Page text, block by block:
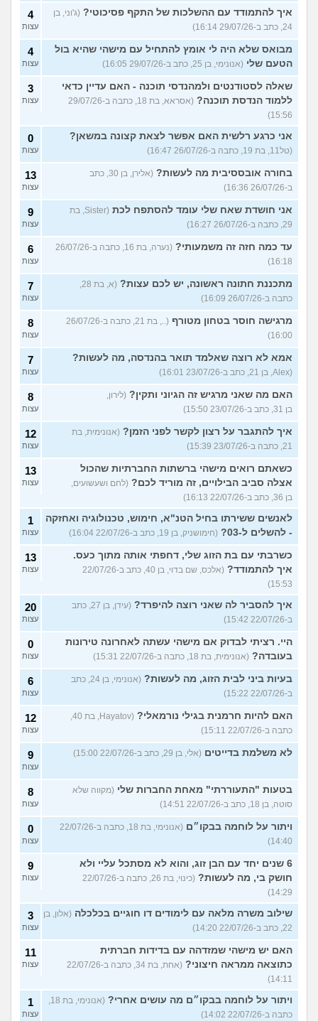
איך להתמודד עם ההשלכות של התקף פסיכוטי? (ג'וני, בן
24, כתב ב-29/07/26 16:14)
4
עצות
מבואס שלא היה לי אומץ להתחיל עם מישהי שהיא בול
הטעם שלי (אנונימי, בן 25, כתב ב-29/07/26 16:05)
4
עצות
שאלה לסטודנטים ולמהנדסי תוכנה - האם עדיין כדאי
ללמוד הנדסת תוכנה?
(אסראא, בת 18, כתבה ב-29/07/26
15:56)
3
עצות
אני כרגע רלשית האם אפשר לצאת קצונה במשאן?
(טל11, בת 19, כתבה ב-26/07/26 16:47)
0
עצות
בחורה אובססיבית מה לעשות?
(אלירן, בן 30, כתב
ב-26/07/26 16:36)
13
עצות
אני חושדת שאח שלי עומד להסתפח לכת
(Sister, בת
29, כתבה ב-26/07/26 16:27)
9
עצות
עד כמה חזה זה משמעותי?
(נערה, בת 16, כתבה ב-26/07/26
16:18)
6
עצות
מתכננת חתונה ראשונה, יש לכם עצות?
(א, בת 28,
כתבה ב-26/07/26 16:09)
7
עצות
מרגישה חוסר בטחון מטורף
(.., בת 21, כתבה ב-26/07/26
16:00)
8
עצות
אמא לא רוצה שאלמד תואר בהנדסה, מה לעשות?
(Alex, בן 21, כתב ב-23/07/26 16:01)
7
עצות
האם מה שאני מרגיש זה הגיוני ותקין? (לירון,
בן 31, כתב ב-23/07/26 15:50)
8
עצות
איך להתגבר על רצון לקשר לפני הזמן? (אנונימית, בת
21, כתבה ב-23/07/26 15:39)
12
עצות
כשאתם רואים מישהי ברשתות החברתיות שהכול
אצלה סביב הבילויים, זה מוריד לכם? (לחם ושעשועים,
בן 36, כתב ב-22/07/26 16:13)
13
עצות
לאנשים ששירתו בחיל הטנ"א, חימוש, טכנולוגיה ואחזקה
- להשלים ל-03?
(חימושניק, בן 19, כתב ב-22/07/26 16:04)
1
עצות
כשרבתי עם בת הזוג שלי, דחפתי אותה מתוך כעס.
איך להתמודד?
(אלכס, שם בדוי, בן 40, כתב ב-22/07/26
15:53)
13
עצות
איך להסביר לה שאני רוצה להיפרד?
(עידן, בן 27, כתב
ב-22/07/26 15:42)
20
עצות
היי. רציתי לבדוק אם מישהי עשתה לאחרונה טירונות
בעובדה? (אנונימית, בת 18, כתבה ב-22/07/26 15:31)
0
עצות
בעיות ביני לבית הזוג, מה לעשות?
(אנונימי, בן 24, כתב
ב-22/07/26 15:22)
6
עצות
האם להיות חרמנית בגילי נורמאלי?
(Hayatov, בת 40,
כתבה ב-22/07/26 15:11)
12
עצות
לא משלמת בדייטים (אלי, בן 29, כתב ב-22/07/26 15:00) 9
עצות
בטעות "התעוררתי" מאחת החברות שלי (מקווה שלא
סוטה, בן 18, כתב ב-22/07/26 14:51)
8
עצות
ויתור על לוחמה בבקו״ם
(אנונימי, בת 18, כתבה ב-22/07/26
14:40)
0
עצות
6 שנים יחד עם הבן זוג, והוא לא מסתכל עליי ולא
חושק בי, מה לעשות?
(כינוי, בת 26, כתבה ב-22/07/26
14:29)
9
עצות
שילוב משרה מלאה עם לימודים דו חוגיים בכלכלה (אלון, בן
22, כתב ב-22/07/26 14:20)
3
עצות
האם יש מישהי שמזדהה עם בדידות חברתית
כתוצאה ממראה חיצוני?
(אחת, בת 34, כתבה ב-22/07/26
14:11)
11
עצות
ויתור על לוחמה בבקו״ם מה עושים אחרי?
(אנונימי, בת 18,
כתבה ב-22/07/26 14:02)
1
עצות